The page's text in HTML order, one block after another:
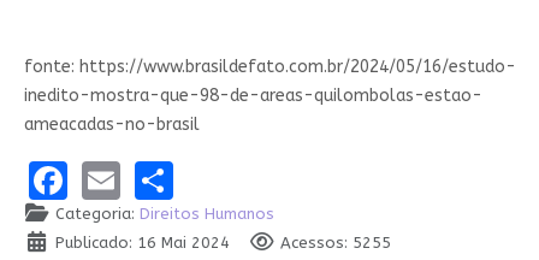
fonte: https://www.brasildefato.com.br/2024/05/16/estudo-
inedito-mostra-que-98-de-areas-quilombolas-estao-
ameacadas-no-brasil
Facebook
EmailShare
Categoria: Direitos Humanos
Publicado: 16 Mai 2024
Acessos: 5255